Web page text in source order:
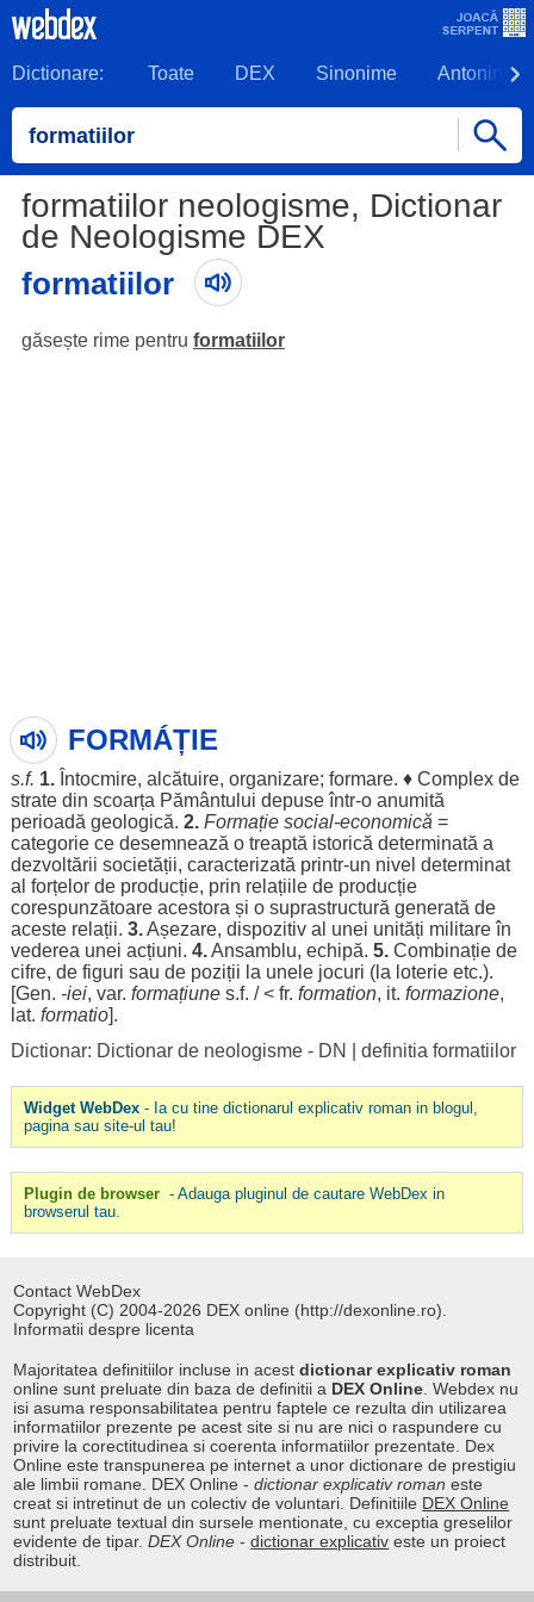
Dictionare: Toate DEX Sinonime Antonime
formatiilor neologisme, Dictionar
de Neologisme DEX
formatiilor
găsește rime pentru formatiilor
FORMÁȚIE
s.f. 1.Întocmire, alcătuire, organizare; formare. ♦ Complexde
stratedin scoarța Pământului depuseîntr-o anumită
perioadă geologică. 2. Formație social-economică =
categoriece desemnează o treaptă istorică determinată a
dezvoltării societății, caracterizată printr-un nivel determinat
al forțelorde producție, prin relațiilede producție
corespunzătoareacestora și o suprastructură generată de
aceste relații. 3.Așezare, dispozitival unei unități militareîn
vederea unei acțiuni. 4.Ansamblu, echipă. 5. Combinațiede
cifre, de figuri sau de poziții la unele jocuri (la loterieetc.).
[Gen. -iei, var. formațiunes.f. / < fr. formation, it. formazione,
lat. formatio].
Dictionar: Dictionar de neologisme - DN
definitia formatiilor
Widget WebDex- Ia cu tine dictionarul explicativ roman in blogul,
pagina sau site-ul tau!
Plugin de browser - Adauga pluginul de cautare WebDex in
browserul tau.
Contact WebDex
Copyright (C) 2004-2026 DEX online (http://dexonline.ro).
Informatii despre licenta
Majoritatea definitiilor incluse in acestdictionar explicativ roman
online sunt preluate din baza de definitii a DEX Online . Webdex nu
isi asuma responsabilitatea pentru faptele ce rezulta din utilizarea
informatiilor prezente pe acest site si nu are nici o raspundere cu
privire la corectitudinea si coerenta informatiilor prezentate. Dex
Online este transpunerea pe internet a unor dictionare de prestigiu
ale limbii romane. DEX Online -dictionar explicativ roman este
creat si intretinut de un colectiv de voluntari. Definitiile DEX Online
sunt preluate textual din sursele mentionate, cu exceptia greselilor
evidente de tipar.DEX Online -dictionar explicativ este un proiect
distribuit.